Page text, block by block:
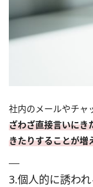
社内のメールやチャ
ざわざ直接言いにき
きたりすることが増
3.個人的に誘わ